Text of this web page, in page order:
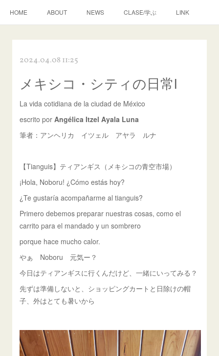
HOME ABOUT NEWS CLASE/学ぶ LINK
2024.04.08 11:25
メキシコ・シティの日常Ⅰ
La vida cotidiana de la ciudad de México
escrito por Angélica Itzel Ayala Luna
筆者：アンヘリカ イツェル アヤラ ルナ
【Tianguis】ティアンギス（メキシコの青空市場）
¡Hola, Noboru! ¿Cómo estás hoy?
¿Te gustaría acompañarme al tianguis?
Primero debemos preparar nuestras cosas, como el
carrito para el mandado y un sombrero
porque hace mucho calor.
やぁ Noboru 元気ー？
今日はティアンギスに行くんだけど、一緒にいってみる？
先ずは準備しないと、ショッピングカートと日除けの帽
子、外はとても暑いから